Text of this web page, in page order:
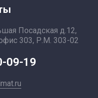
Посадская д.12,
303, Р.М. 303-02
09-19